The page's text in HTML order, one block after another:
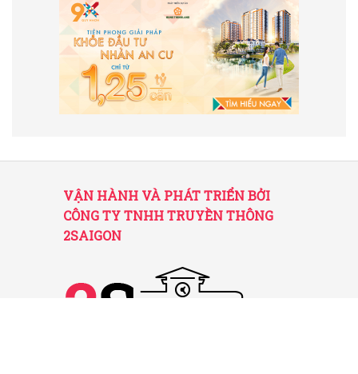
VẬN HÀNH VÀ PHÁT TRIỂN BỞI
CÔNG TY TNHH TRUYỀN THÔNG
2SAIGON